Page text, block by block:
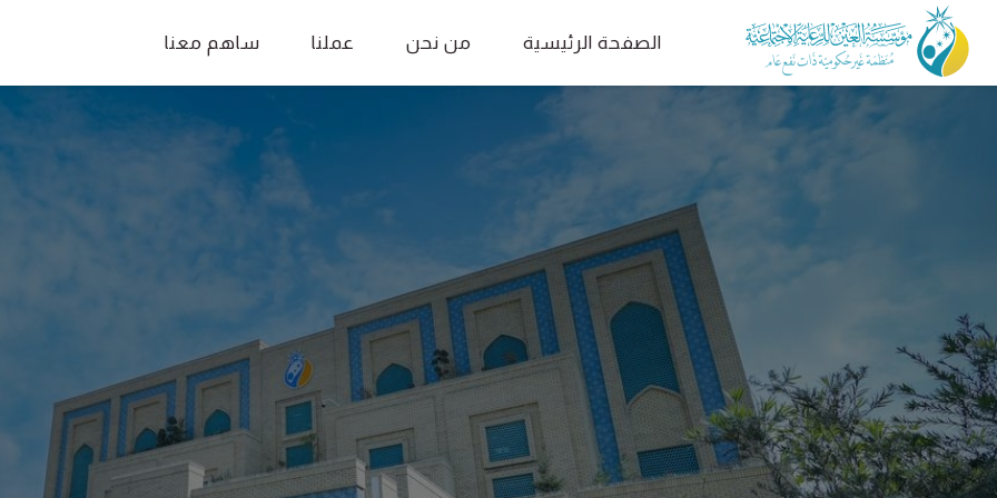
الصفحة الرئيسية من نحن عملنا ساهم معنا